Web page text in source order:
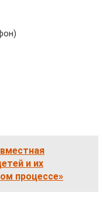
и их
процессе»